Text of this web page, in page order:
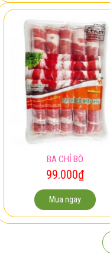
BA CHỈ BÒ
99.000₫
Mua ngay